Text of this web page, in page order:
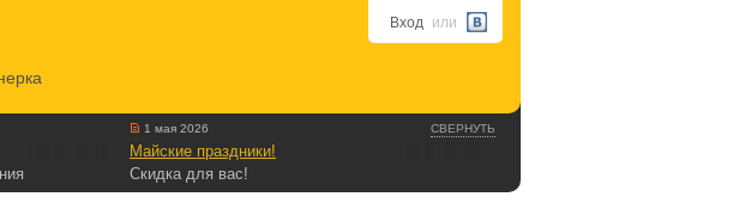
Вход или
СВЕРНУТЬ
1 мая 2026
Майские праздники!
Скидка для вас!